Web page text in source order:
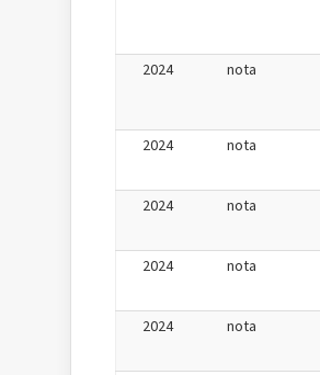
2024 nota
2024 nota
2024 nota
2024 nota
2024 nota